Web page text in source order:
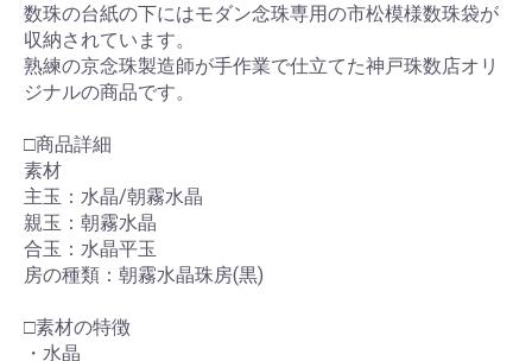
数珠の台紙の下にはモダン念珠専用の市松模様数珠袋が
収納されています。
熟練の京念珠製造師が手作業で仕立てた神戸珠数店オリ
ジナルの商品です。
□商品詳細
素材
主玉：水晶/朝霧水晶
親玉：朝霧水晶
合玉：水晶平玉
房の種類：朝霧水晶珠房(黒)
□素材の特徴
・水晶